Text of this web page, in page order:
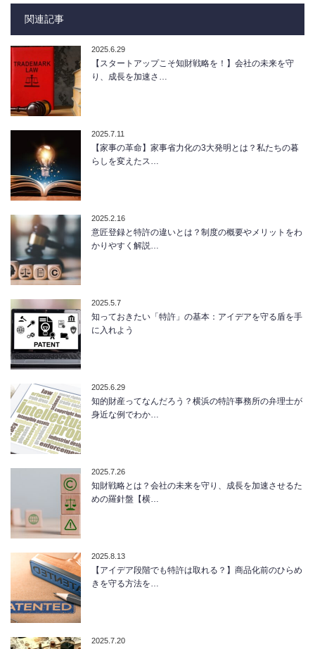
関連記事
2025.6.29
【スタートアップこそ知財戦略を！】会社の未来を守
り、成長を加速さ…
2025.7.11
【家事の革命】家事省力化の3大発明とは？私たちの暮
らしを変えたス…
2025.2.16
意匠登録と特許の違いとは？制度の概要やメリットをわ
かりやすく解説…
2025.5.7
知っておきたい「特許」の基本：アイデアを守る盾を手
に入れよう
2025.6.29
知的財産ってなんだろう？横浜の特許事務所の弁理士が
身近な例でわか…
2025.7.26
知財戦略とは？会社の未来を守り、成長を加速させるた
めの羅針盤【横…
2025.8.13
【アイデア段階でも特許は取れる？】商品化前のひらめ
きを守る方法を…
2025.7.20